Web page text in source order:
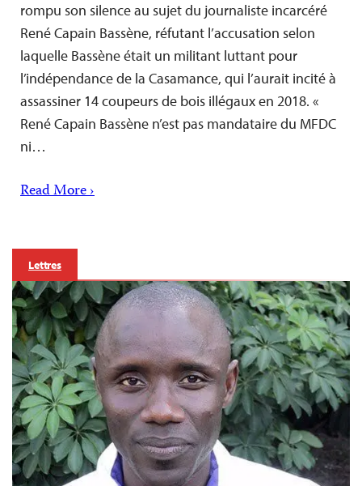
rompu son silence au sujet du journaliste incarcéré
René Capain Bassène, réfutant l’accusation selon
laquelle Bassène était un militant luttant pour
l’indépendance de la Casamance, qui l’aurait incité à
assassiner 14 coupeurs de bois illégaux en 2018. «
René Capain Bassène n’est pas mandataire du MFDC
ni…
Read More ›
Lettres